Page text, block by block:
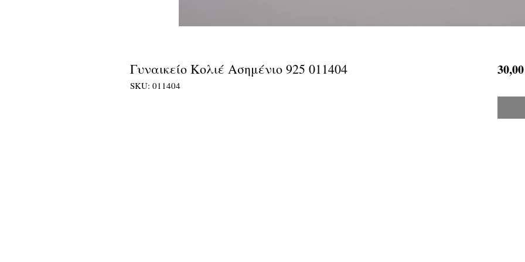
Γυναικείο Κολιέ Ασημένιο 925 011404
SKU: 011404